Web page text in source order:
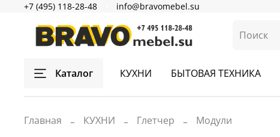
+7 (495) 118-28-48 info@bravomebel.su
Каталог КУХНИ БЫТОВАЯ ТЕХНИКА
Главная КУХНИ Глетчер Модули